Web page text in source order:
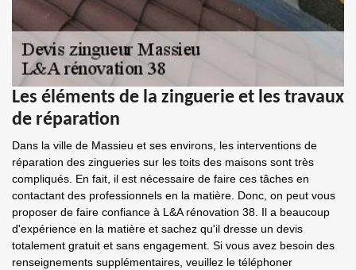
Les éléments de la zinguerie et les travaux
de réparation
Dans la ville de Massieu et ses environs, les interventions de
réparation des zingueries sur les toits des maisons sont très
compliqués. En fait, il est nécessaire de faire ces tâches en
contactant des professionnels en la matière. Donc, on peut vous
proposer de faire confiance à L&A rénovation 38. Il a beaucoup
d'expérience en la matière et sachez qu'il dresse un devis
totalement gratuit et sans engagement. Si vous avez besoin des
renseignements supplémentaires, veuillez le téléphoner